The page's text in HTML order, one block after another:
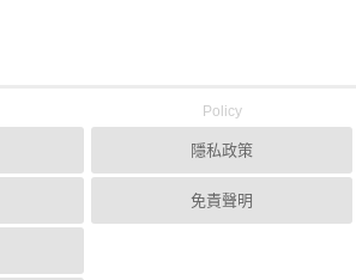
Policy
隱私政策
免責聲明